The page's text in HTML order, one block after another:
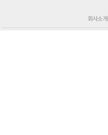
회사소개